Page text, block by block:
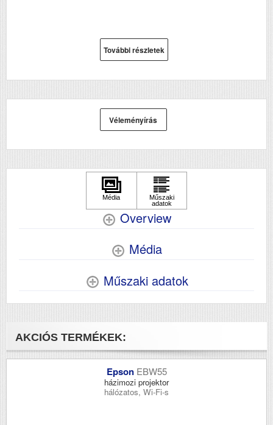
További részletek
Véleményírás
Overview
Média
Műszaki adatok
AKCIÓS TERMÉKEK:
Epson EBW55
házimozi projektor
hálózatos, Wi-Fi-s